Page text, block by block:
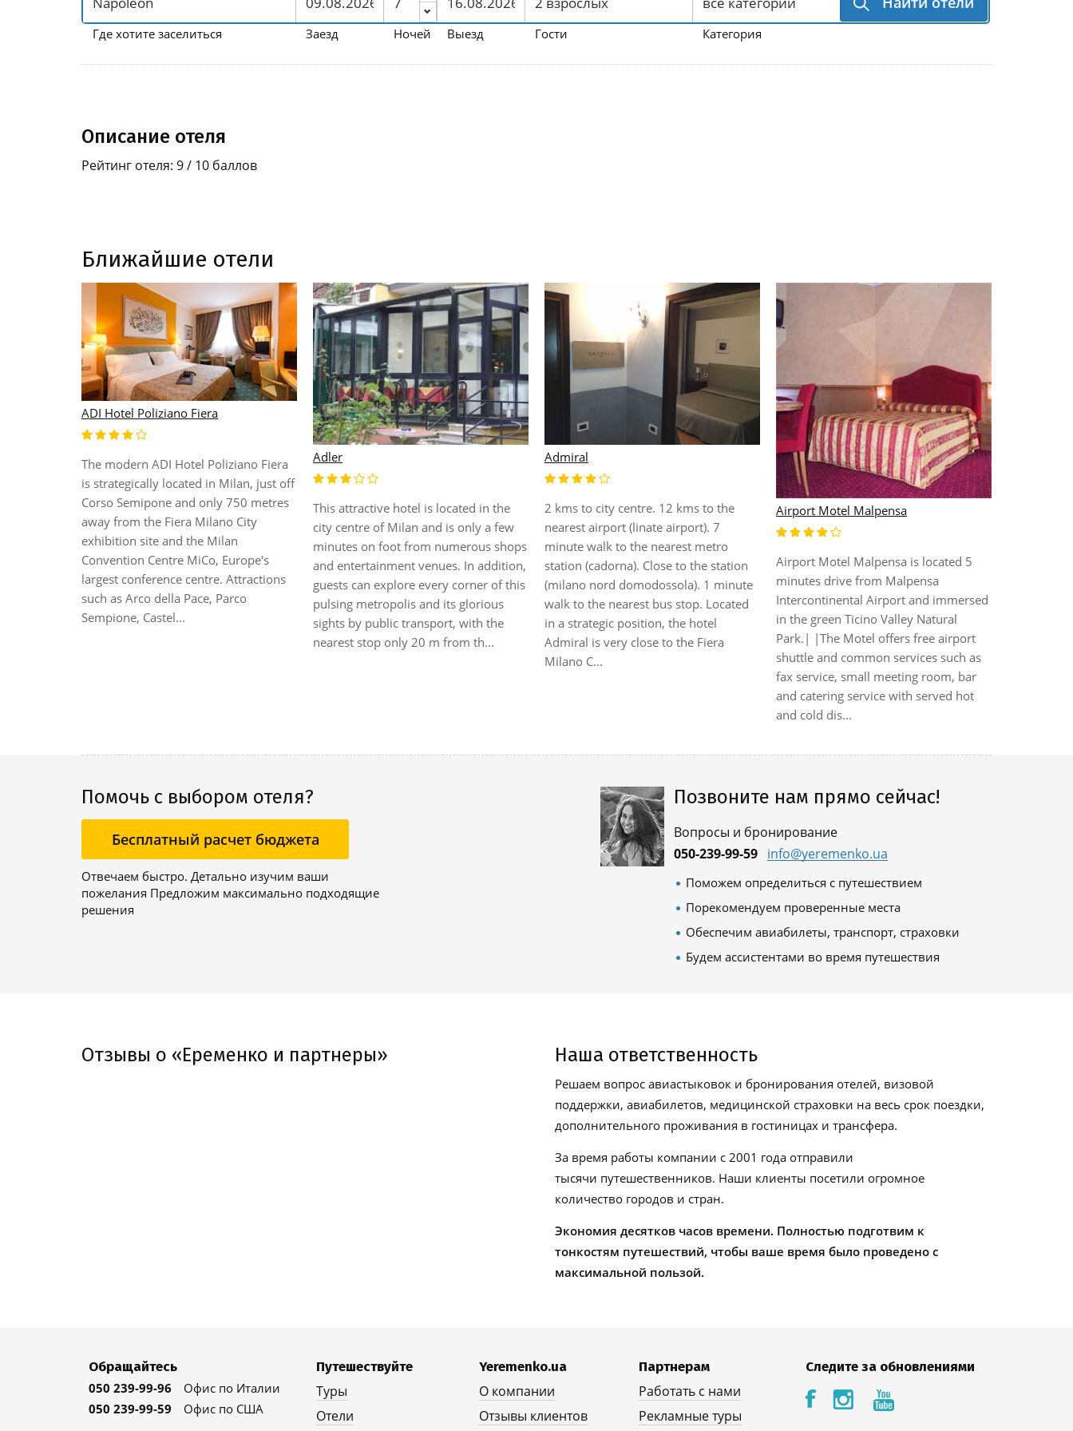
Где хотите заселиться Заезд Ночей Выезд Гости Категория
Описание отеля
Рейтинг отеля: 9 / 10 баллов
Ближайшие отели
ADI Hotel Poliziano Fiera
The modern ADI Hotel Poliziano Fiera
is strategically located in Milan, just off
Corso Semipone and only 750 metres
away from the Fiera Milano City
exhibition site and the Milan
Convention Centre MiCo, Europe's
largest conference centre. Attractions
such as Arco della Pace, Parco
Sempione, Castel...
Adler
This attractive hotel is located in the
city centre of Milan and is only a few
minutes on foot from numerous shops
and entertainment venues. In addition,
guests can explore every corner of this
pulsing metropolis and its glorious
sights by public transport, with the
nearest stop only 20 m from th...
Admiral
2 kms to city centre. 12 kms to the
nearest airport (linate airport). 7
minute walk to the nearest metro
station (cadorna). Close to the station
(milano nord domodossola). 1 minute
walk to the nearest bus stop. Located
in a strategic position, the hotel
Admiral is very close to the Fiera
Milano C...
Airport Motel Malpensa
Airport Motel Malpensa is located 5
minutes drive from Malpensa
Intercontinental Airport and immersed
in the green Ticino Valley Natural
Park.| |The Motel offers free airport
shuttle and common services such as
fax service, small meeting room, bar
and catering service with served hot
and cold dis...
Помочь с выбором отеля?
Бесплатный расчет бюджета
Отвечаем быстро. Детально изучим ваши
пожелания Предложим максимально подходящие
решения
Позвоните нам прямо сейчас!
Вопросы и бронирование
050-239-99-59 info@yeremenko.ua
Поможем определиться с путешествием
Порекомендуем проверенные места
Обеспечим авиабилеты, транспорт, страховки
Будем ассистентами во время путешествия
Отзывы о «Еременко и партнеры» Наша ответственность
Решаем вопрос авиастыковок и бронирования отелей, визовой
поддержки, авиабилетов, медицинской страховки на весь срок поездки,
дополнительного проживания в гостиницах и трансфера.
За время работы компании с 2001 года отправили
тысячи путешественников. Наши клиенты посетили огромное
количество городов и стран.
Экономия десятков часов времени. Полностью подготвим к
тонкостям путешествий, чтобы ваше время было проведено с
максимальной пользой.
Обращайтесь
050 239-99-96
Офис по Италии
050 239-99-59
Офис по США
Путешествуйте
Туры
Отели
Yeremenko.ua
О компании
Отзывы клиентов
Партнерам
Работать с нами
Рекламные туры
Следите за обновлениями